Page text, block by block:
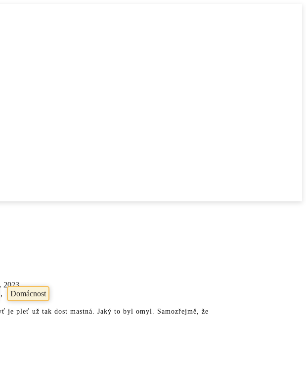
2023
, Domácnost
je pleť už tak dost mastná. Jaký to byl omyl. Samozřejmě, že